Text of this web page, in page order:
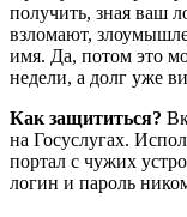
получить, зная ваш
взломают,
имя. Да, потом это
недели, а долг уже
Как защититься?
на Госуслугах.
портал с чужих
логин и пароль